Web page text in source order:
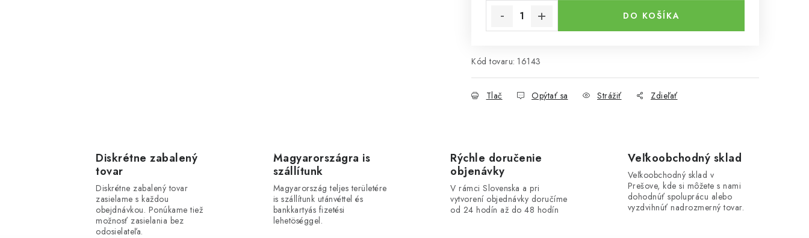
DO KOŠÍKA
Kód tovaru: 16143
Tlač Opýtať sa Strážiť Zdieľať
Diskrétne zabalený
tovar
Diskrétne zabalený tovar
zasielame s každou
obejdnávkou. Ponúkame tiež
možnosť zasielania bez
odosielateľa.
Magyarországra is
szállítunk
Magyarország teljes területére
is szállítunk utánvéttel és
bankkartyás fizetési
lehetöséggel.
Rýchle doručenie
objenávky
V rámci Slovenska a pri
vytvorení objednávky doručíme
od 24 hodín až do 48 hodín
Veľkoobchodný sklad
Veľkoobchodný sklad v
Prešove, kde si môžete s nami
dohodnúť spoluprácu alebo
vyzdvihnúť nadrozmerný tovar.